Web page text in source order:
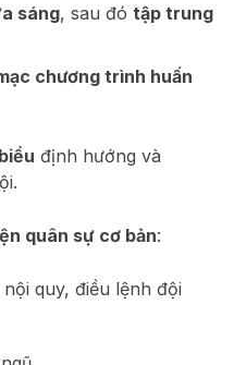
sáng, sau đó tập trung
chương trình huấn
định hướng và
quân sự cơ bản:
quy, điều lệnh đội